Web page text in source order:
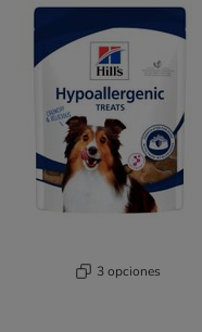
3 opciones